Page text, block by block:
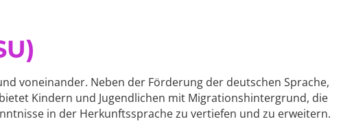
voneinander. Neben der Förderung der deutschen Sprache,
Kindern und Jugendlichen mit Migrationshintergrund, die
in der Herkunftssprache zu vertiefen und zu erweitern.